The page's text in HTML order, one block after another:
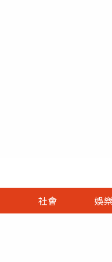
社會 娛樂
首頁
時
財經首頁
熱線
政